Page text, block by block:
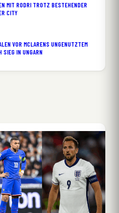
MIT RODRI TROTZ BESTEHENDER
CITY
VOR MCLARENS UNGENUTZTEM
IN UNGARN